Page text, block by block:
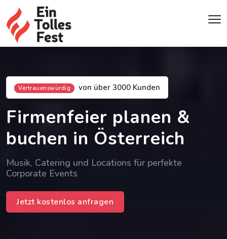
Vertrauenswürdig von über 3000 Kunden
Firmenfeier planen &
buchen in Österreich
Musik, Catering und Locations für perfekte
Corporate Events
Jetzt kostenlos anfragen